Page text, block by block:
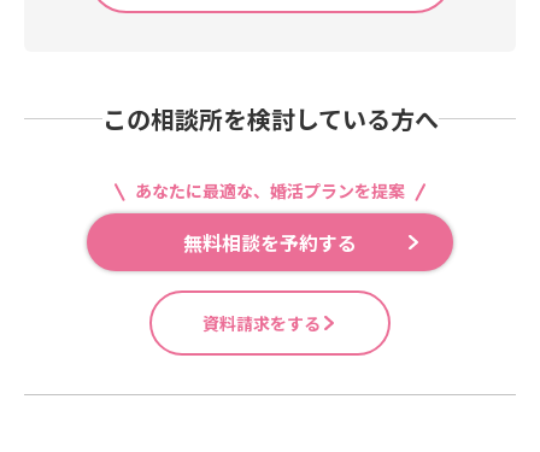
この相談所を検討している方へ
あなたに最適な、婚活プランを提案
無料相談を予約する
資料請求をする